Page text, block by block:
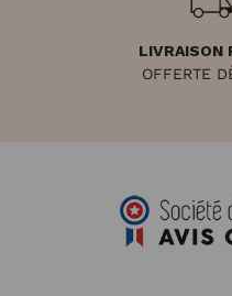
LIVRAISON
OFFERTE